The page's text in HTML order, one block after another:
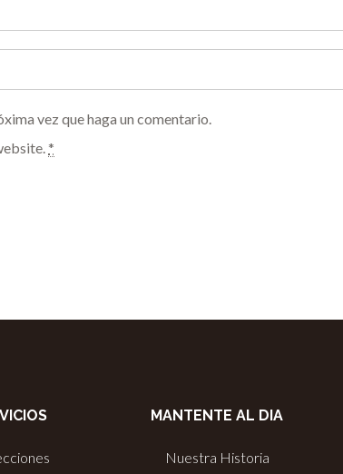
vez que haga un comentario.
*
MANTENTE AL DIA
Nuestra Historia